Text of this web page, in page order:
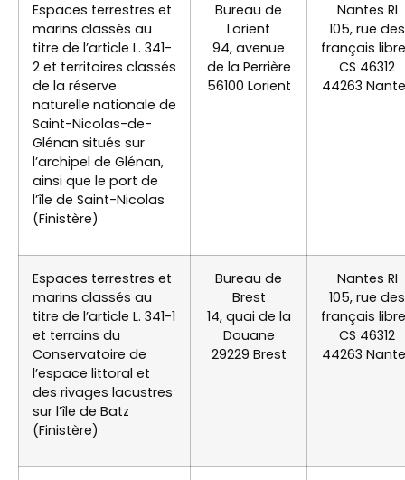
Espaces terrestres et
marins classés au
titre de l’article L. 341-
2 et territoires classés
de la réserve
naturelle nationale de
Saint-Nicolas-de-
Glénan situés sur
l’archipel de Glénan,
ainsi que le port de
l’île de Saint-Nicolas
(Finistère)
Bureau de
Lorient
94, avenue
de la Perrière
56100 Lorient
Nantes RI
105, rue des
français
CS 46312
44263
Espaces terrestres et
marins classés au
titre de l’article L. 341-1
et terrains du
Conservatoire de
l’espace littoral et
des rivages lacustres
sur l’île de Batz
(Finistère)
Bureau de
Brest
14, quai de la
Douane
29229 Brest
Nantes RI
105, rue des
français
CS 46312
44263